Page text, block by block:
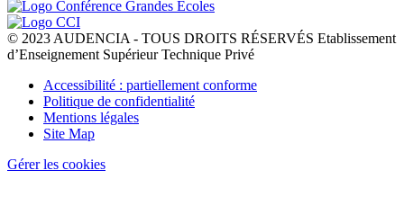
© 2023 AUDENCIA - TOUS DROITS RÉSERVÉS Etablissement
d’Enseignement Supérieur Technique Privé
Pied
page
Accessibilité : partiellement conforme
Politique de confidentialité
Mentions légales
Site Map
Gérer les cookies